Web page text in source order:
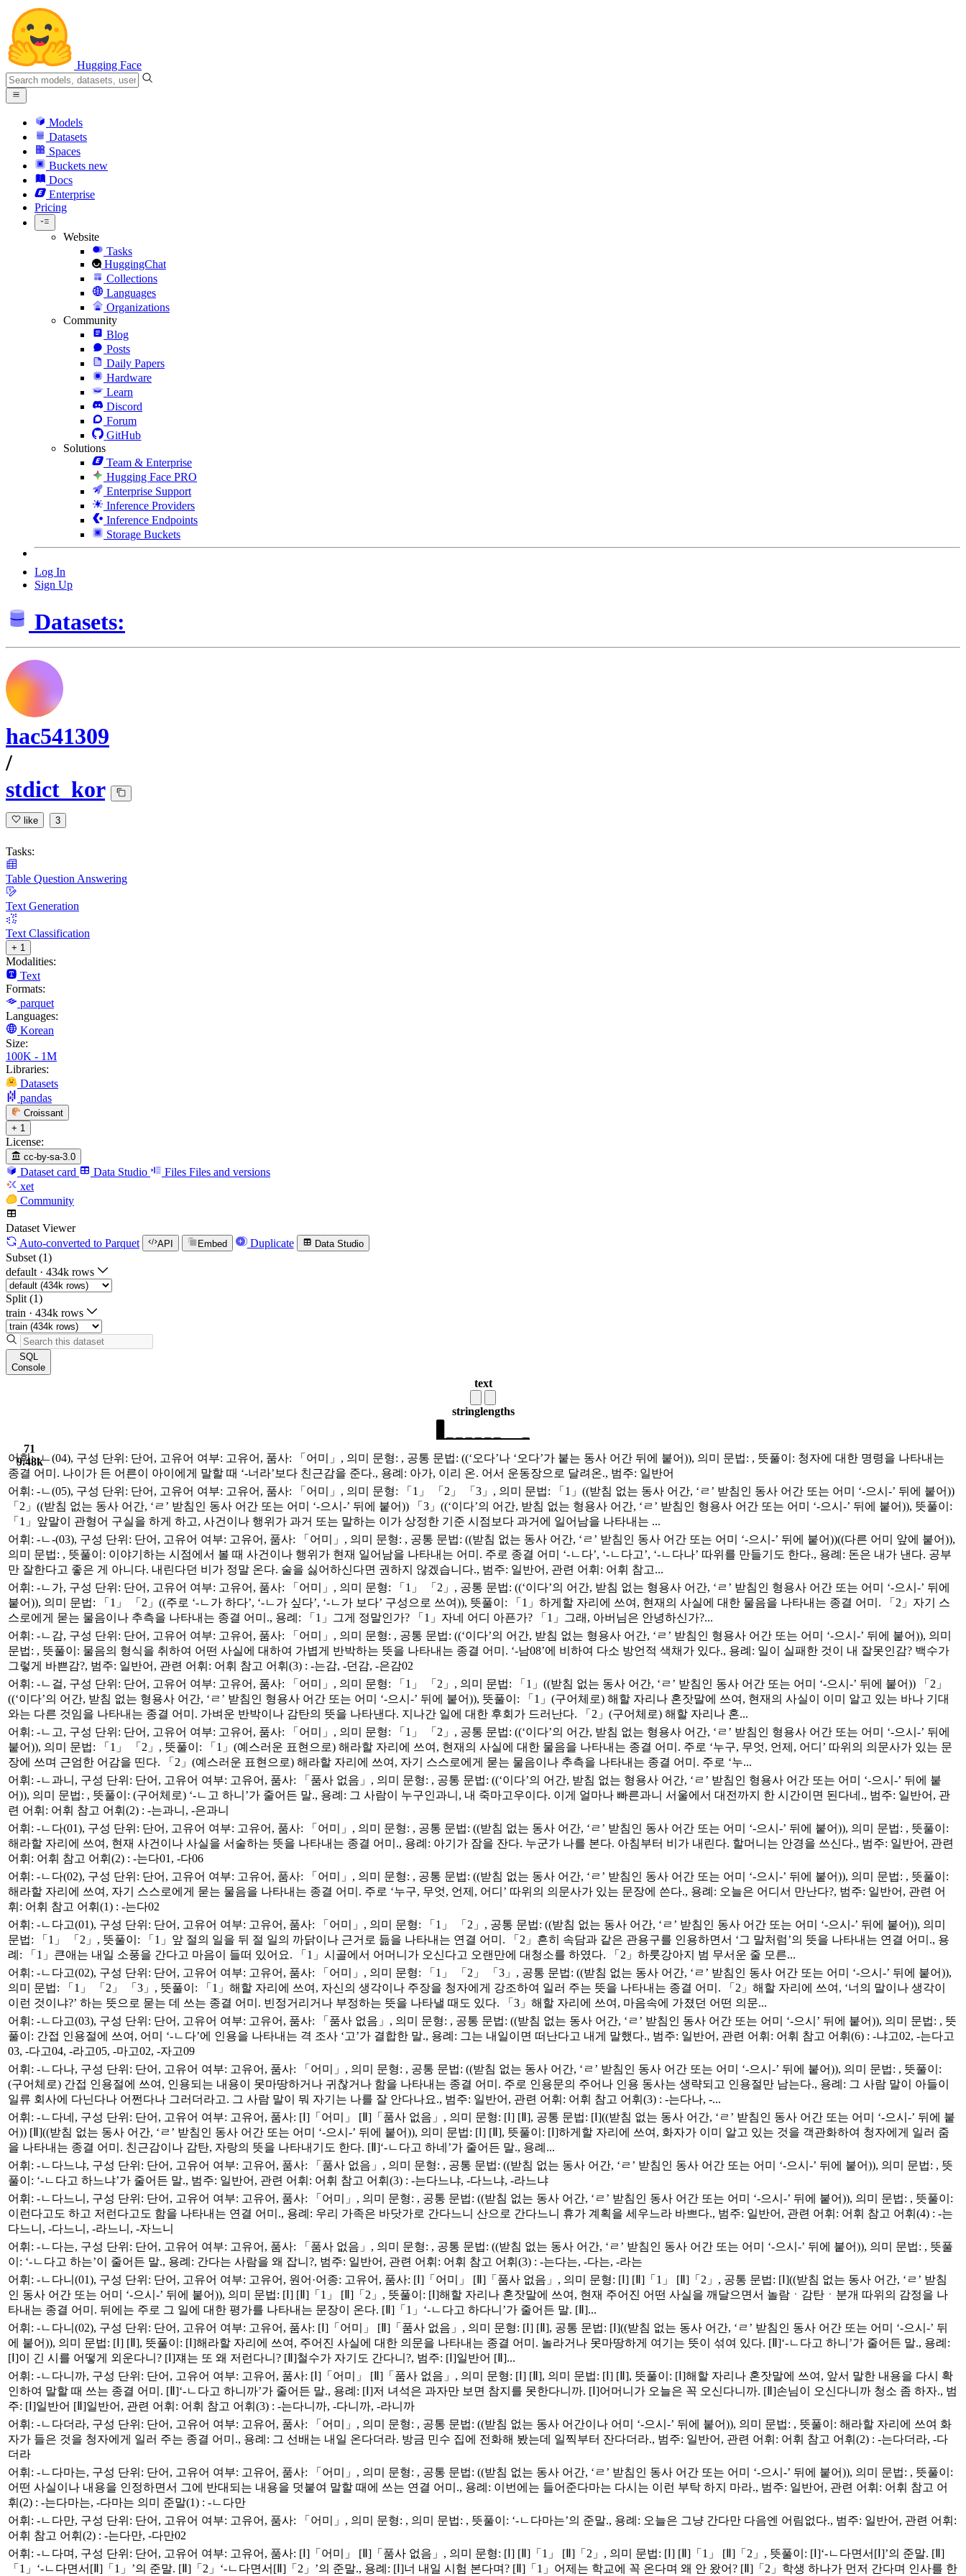
Hugging Face
Models
Datasets
Spaces
Buckets new
Docs
Enterprise
Pricing
Website
Tasks
HuggingChat
Collections
Languages
Organizations
Community
Blog
Posts
Daily Papers
Hardware
Learn
Discord
Forum
GitHub
Solutions
Team & Enterprise
Hugging Face PRO
Enterprise Support
Inference Providers
Inference Endpoints
Storage Buckets
Log In
Sign Up
Datasets:
hac541309
/
stdict_kor
like 3
Tasks:
Table Question Answering
Text Generation
Text Classification
+ 1
Modalities:
Text
Formats:
parquet
Languages:
Korean
Size:
100K - 1M
Libraries:
Datasets
pandas
Croissant
+ 1
License:
cc-by-sa-3.0
Dataset card Data Studio Files Files and versions
xet
Community
Dataset Viewer
Auto-converted to Parquet API Embed Duplicate Data Studio
Subset (1)
default · 434k rows
Split (1)
train · 434k rows
SQL
Console
text
stringlengths
71
9.48k
어휘: -ㄴ(04), 구성 단위: 단어, 고유어 여부: 고유어, 품사: 「어미」, 의미 문형: , 공통 문법: ((‘오다’나 ‘오다’가 붙는 동사 어간 뒤에 붙어)), 의미 문법: , 뜻풀이: 청자에 대한 명령을 나타내는
종결 어미. 나이가 든 어른이 아이에게 말할 때 ‘-너라’보다 친근감을 준다., 용례: 아가, 이리 온. 어서 운동장으로 달려온., 범주: 일반어
어휘: -ㄴ(05), 구성 단위: 단어, 고유어 여부: 고유어, 품사: 「어미」, 의미 문형: 「1」 「2」 「3」, 의미 문법: 「1」((받침 없는 동사 어간, ‘ㄹ’ 받침인 동사 어간 또는 어미 ‘-으시-’ 뒤에 붙어))
「2」((받침 없는 동사 어간, ‘ㄹ’ 받침인 동사 어간 또는 어미 ‘-으시-’ 뒤에 붙어)) 「3」((‘이다’의 어간, 받침 없는 형용사 어간, ‘ㄹ’ 받침인 형용사 어간 또는 어미 ‘-으시-’ 뒤에 붙어)), 뜻풀이:
「1」앞말이 관형어 구실을 하게 하고, 사건이나 행위가 과거 또는 말하는 이가 상정한 기준 시점보다 과거에 일어남을 나타내는 ...
어휘: -ㄴ-(03), 구성 단위: 단어, 고유어 여부: 고유어, 품사: 「어미」, 의미 문형: , 공통 문법: ((받침 없는 동사 어간, ‘ㄹ’ 받침인 동사 어간 또는 어미 ‘-으시-’ 뒤에 붙어))((다른 어미 앞에 붙어)),
의미 문법: , 뜻풀이: 이야기하는 시점에서 볼 때 사건이나 행위가 현재 일어남을 나타내는 어미. 주로 종결 어미 ‘-ㄴ다’, ‘-ㄴ다고’, ‘-ㄴ다나’ 따위를 만들기도 한다., 용례: 돈은 내가 낸다. 공부
만 잘한다고 좋은 게 아니다. 내린다던 비가 정말 온다. 술을 싫어하신다면 권하지 않겠습니다., 범주: 일반어, 관련 어휘: 어휘 참고...
어휘: -ㄴ가, 구성 단위: 단어, 고유어 여부: 고유어, 품사: 「어미」, 의미 문형: 「1」 「2」, 공통 문법: ((‘이다’의 어간, 받침 없는 형용사 어간, ‘ㄹ’ 받침인 형용사 어간 또는 어미 ‘-으시-’ 뒤에
붙어)), 의미 문법: 「1」 「2」((주로 ‘-ㄴ가 하다’, ‘-ㄴ가 싶다’, ‘-ㄴ가 보다’ 구성으로 쓰여)), 뜻풀이: 「1」하게할 자리에 쓰여, 현재의 사실에 대한 물음을 나타내는 종결 어미. 「2」자기 스
스로에게 묻는 물음이나 추측을 나타내는 종결 어미., 용례: 「1」그게 정말인가? 「1」자네 어디 아픈가? 「1」그래, 아버님은 안녕하신가?...
어휘: -ㄴ감, 구성 단위: 단어, 고유어 여부: 고유어, 품사: 「어미」, 의미 문형: , 공통 문법: ((‘이다’의 어간, 받침 없는 형용사 어간, ‘ㄹ’ 받침인 형용사 어간 또는 어미 ‘-으시-’ 뒤에 붙어)), 의미
문법: , 뜻풀이: 물음의 형식을 취하여 어떤 사실에 대하여 가볍게 반박하는 뜻을 나타내는 종결 어미. ‘-남08’에 비하여 다소 방언적 색채가 있다., 용례: 일이 실패한 것이 내 잘못인감? 백수가
그렇게 바쁜감?, 범주: 일반어, 관련 어휘: 어휘 참고 어휘(3) : -는감, -던감, -은감02
어휘: -ㄴ걸, 구성 단위: 단어, 고유어 여부: 고유어, 품사: 「어미」, 의미 문형: 「1」 「2」, 의미 문법: 「1」((받침 없는 동사 어간, ‘ㄹ’ 받침인 동사 어간 또는 어미 ‘-으시-’ 뒤에 붙어)) 「2」
((‘이다’의 어간, 받침 없는 형용사 어간, ‘ㄹ’ 받침인 형용사 어간 또는 어미 ‘-으시-’ 뒤에 붙어)), 뜻풀이: 「1」(구어체로) 해할 자리나 혼잣말에 쓰여, 현재의 사실이 이미 알고 있는 바나 기대
와는 다른 것임을 나타내는 종결 어미. 가벼운 반박이나 감탄의 뜻을 나타낸다. 지나간 일에 대한 후회가 드러난다. 「2」(구어체로) 해할 자리나 혼...
어휘: -ㄴ고, 구성 단위: 단어, 고유어 여부: 고유어, 품사: 「어미」, 의미 문형: 「1」 「2」, 공통 문법: ((‘이다’의 어간, 받침 없는 형용사 어간, ‘ㄹ’ 받침인 형용사 어간 또는 어미 ‘-으시-’ 뒤에
붙어)), 의미 문법: 「1」 「2」, 뜻풀이: 「1」(예스러운 표현으로) 해라할 자리에 쓰여, 현재의 사실에 대한 물음을 나타내는 종결 어미. 주로 ‘누구, 무엇, 언제, 어디’ 따위의 의문사가 있는 문
장에 쓰며 근엄한 어감을 띤다. 「2」(예스러운 표현으로) 해라할 자리에 쓰여, 자기 스스로에게 묻는 물음이나 추측을 나타내는 종결 어미. 주로 ‘누...
어휘: -ㄴ과니, 구성 단위: 단어, 고유어 여부: 고유어, 품사: 「품사 없음」, 의미 문형: , 공통 문법: ((‘이다’의 어간, 받침 없는 형용사 어간, ‘ㄹ’ 받침인 형용사 어간 또는 어미 ‘-으시-’ 뒤에 붙
어)), 의미 문법: , 뜻풀이: (구어체로) ‘-ㄴ고 하니’가 줄어든 말., 용례: 그 사람이 누구인과니, 내 죽마고우이다. 이게 얼마나 빠른과니 서울에서 대전까지 한 시간이면 된다네., 범주: 일반어, 관
련 어휘: 어휘 참고 어휘(2) : -는과니, -은과니
어휘: -ㄴ다(01), 구성 단위: 단어, 고유어 여부: 고유어, 품사: 「어미」, 의미 문형: , 공통 문법: ((받침 없는 동사 어간, ‘ㄹ’ 받침인 동사 어간 또는 어미 ‘-으시-’ 뒤에 붙어)), 의미 문법: , 뜻풀이:
해라할 자리에 쓰여, 현재 사건이나 사실을 서술하는 뜻을 나타내는 종결 어미., 용례: 아기가 잠을 잔다. 누군가 나를 본다. 아침부터 비가 내린다. 할머니는 안경을 쓰신다., 범주: 일반어, 관련
어휘: 어휘 참고 어휘(2) : -는다01, -다06
어휘: -ㄴ다(02), 구성 단위: 단어, 고유어 여부: 고유어, 품사: 「어미」, 의미 문형: , 공통 문법: ((받침 없는 동사 어간, ‘ㄹ’ 받침인 동사 어간 또는 어미 ‘-으시-’ 뒤에 붙어)), 의미 문법: , 뜻풀이:
해라할 자리에 쓰여, 자기 스스로에게 묻는 물음을 나타내는 종결 어미. 주로 ‘누구, 무엇, 언제, 어디’ 따위의 의문사가 있는 문장에 쓴다., 용례: 오늘은 어디서 만난다?, 범주: 일반어, 관련 어
휘: 어휘 참고 어휘(1) : -는다02
어휘: -ㄴ다고(01), 구성 단위: 단어, 고유어 여부: 고유어, 품사: 「어미」, 의미 문형: 「1」 「2」, 공통 문법: ((받침 없는 동사 어간, ‘ㄹ’ 받침인 동사 어간 또는 어미 ‘-으시-’ 뒤에 붙어)), 의미
문법: 「1」 「2」, 뜻풀이: 「1」앞 절의 일을 뒤 절 일의 까닭이나 근거로 듦을 나타내는 연결 어미. 「2」흔히 속담과 같은 관용구를 인용하면서 ‘그 말처럼’의 뜻을 나타내는 연결 어미., 용
례: 「1」큰애는 내일 소풍을 간다고 마음이 들떠 있어요. 「1」시골에서 어머니가 오신다고 오랜만에 대청소를 하였다. 「2」하룻강아지 범 무서운 줄 모른...
어휘: -ㄴ다고(02), 구성 단위: 단어, 고유어 여부: 고유어, 품사: 「어미」, 의미 문형: 「1」 「2」 「3」, 공통 문법: ((받침 없는 동사 어간, ‘ㄹ’ 받침인 동사 어간 또는 어미 ‘-으시-’ 뒤에 붙어)),
의미 문법: 「1」 「2」 「3」, 뜻풀이: 「1」해할 자리에 쓰여, 자신의 생각이나 주장을 청자에게 강조하여 일러 주는 뜻을 나타내는 종결 어미. 「2」해할 자리에 쓰여, ‘너의 말이나 생각이
이런 것이냐?’ 하는 뜻으로 묻는 데 쓰는 종결 어미. 빈정거리거나 부정하는 뜻을 나타낼 때도 있다. 「3」해할 자리에 쓰여, 마음속에 가졌던 어떤 의문...
어휘: -ㄴ다고(03), 구성 단위: 단어, 고유어 여부: 고유어, 품사: 「품사 없음」, 의미 문형: , 공통 문법: ((받침 없는 동사 어간, ‘ㄹ’ 받침인 동사 어간 또는 어미 ‘-으시’ 뒤에 붙어)), 의미 문법: , 뜻
풀이: 간접 인용절에 쓰여, 어미 ‘-ㄴ다’에 인용을 나타내는 격 조사 ‘고’가 결합한 말., 용례: 그는 내일이면 떠난다고 내게 말했다., 범주: 일반어, 관련 어휘: 어휘 참고 어휘(6) : -냐고02, -는다고
03, -다고04, -라고05, -마고02, -자고09
어휘: -ㄴ다나, 구성 단위: 단어, 고유어 여부: 고유어, 품사: 「어미」, 의미 문형: , 공통 문법: ((받침 없는 동사 어간, ‘ㄹ’ 받침인 동사 어간 또는 어미 ‘-으시-’ 뒤에 붙어)), 의미 문법: , 뜻풀이:
(구어체로) 간접 인용절에 쓰여, 인용되는 내용이 못마땅하거나 귀찮거나 함을 나타내는 종결 어미. 주로 인용문의 주어나 인용 동사는 생략되고 인용절만 남는다., 용례: 그 사람 말이 아들이
일류 회사에 다닌다나 어쩐다나 그러더라고. 그 사람 말이 뭐 자기는 나를 잘 안다나요., 범주: 일반어, 관련 어휘: 어휘 참고 어휘(3) : -는다나, -...
어휘: -ㄴ다네, 구성 단위: 단어, 고유어 여부: 고유어, 품사: [Ⅰ]「어미」 [Ⅱ]「품사 없음」, 의미 문형: [Ⅰ] [Ⅱ], 공통 문법: [Ⅰ]((받침 없는 동사 어간, ‘ㄹ’ 받침인 동사 어간 또는 어미 ‘-으시-’ 뒤에 붙
어)) [Ⅱ]((받침 없는 동사 어간, ‘ㄹ’ 받침인 동사 어간 또는 어미 ‘-으시-’ 뒤에 붙어)), 의미 문법: [Ⅰ] [Ⅱ], 뜻풀이: [Ⅰ]하게할 자리에 쓰여, 화자가 이미 알고 있는 것을 객관화하여 청자에게 일러 줌
을 나타내는 종결 어미. 친근감이나 감탄, 자랑의 뜻을 나타내기도 한다. [Ⅱ]‘-ㄴ다고 하네’가 줄어든 말., 용례...
어휘: -ㄴ다느냐, 구성 단위: 단어, 고유어 여부: 고유어, 품사: 「품사 없음」, 의미 문형: , 공통 문법: ((받침 없는 동사 어간, ‘ㄹ’ 받침인 동사 어간 또는 어미 ‘-으시-’ 뒤에 붙어)), 의미 문법: , 뜻
풀이: ‘-ㄴ다고 하느냐’가 줄어든 말., 범주: 일반어, 관련 어휘: 어휘 참고 어휘(3) : -는다느냐, -다느냐, -라느냐
어휘: -ㄴ다느니, 구성 단위: 단어, 고유어 여부: 고유어, 품사: 「어미」, 의미 문형: , 공통 문법: ((받침 없는 동사 어간, ‘ㄹ’ 받침인 동사 어간 또는 어미 ‘-으시-’ 뒤에 붙어)), 의미 문법: , 뜻풀이:
이런다고도 하고 저런다고도 함을 나타내는 연결 어미., 용례: 우리 가족은 바닷가로 간다느니 산으로 간다느니 휴가 계획을 세우느라 바쁘다., 범주: 일반어, 관련 어휘: 어휘 참고 어휘(4) : -는
다느니, -다느니, -라느니, -자느니
어휘: -ㄴ다는, 구성 단위: 단어, 고유어 여부: 고유어, 품사: 「품사 없음」, 의미 문형: , 공통 문법: ((받침 없는 동사 어간, ‘ㄹ’ 받침인 동사 어간 또는 어미 ‘-으시-’ 뒤에 붙어)), 의미 문법: , 뜻풀
이: ‘-ㄴ다고 하는’이 줄어든 말., 용례: 간다는 사람을 왜 잡니?, 범주: 일반어, 관련 어휘: 어휘 참고 어휘(3) : -는다는, -다는, -라는
어휘: -ㄴ다니(01), 구성 단위: 단어, 고유어 여부: 고유어, 원어·어종: 고유어, 품사: [Ⅰ]「어미」 [Ⅱ]「품사 없음」, 의미 문형: [Ⅰ] [Ⅱ]「1」 [Ⅱ]「2」, 공통 문법: [Ⅰ]((받침 없는 동사 어간, ‘ㄹ’ 받침
인 동사 어간 또는 어미 ‘-으시-’ 뒤에 붙어)), 의미 문법: [Ⅰ] [Ⅱ]「1」 [Ⅱ]「2」, 뜻풀이: [Ⅰ]해할 자리나 혼잣말에 쓰여, 현재 주어진 어떤 사실을 깨달으면서 놀람ㆍ감탄ㆍ분개 따위의 감정을 나
타내는 종결 어미. 뒤에는 주로 그 일에 대한 평가를 나타내는 문장이 온다. [Ⅱ]「1」‘-ㄴ다고 하다니’가 줄어든 말. [Ⅱ]...
어휘: -ㄴ다니(02), 구성 단위: 단어, 고유어 여부: 고유어, 품사: [Ⅰ]「어미」 [Ⅱ]「품사 없음」, 의미 문형: [Ⅰ] [Ⅱ], 공통 문법: [Ⅰ]((받침 없는 동사 어간, ‘ㄹ’ 받침인 동사 어간 또는 어미 ‘-으시-’ 뒤
에 붙어)), 의미 문법: [Ⅰ] [Ⅱ], 뜻풀이: [Ⅰ]해라할 자리에 쓰여, 주어진 사실에 대한 의문을 나타내는 종결 어미. 놀라거나 못마땅하게 여기는 뜻이 섞여 있다. [Ⅱ]‘-ㄴ다고 하니’가 줄어든 말., 용례:
[Ⅰ]이 긴 시를 어떻게 외운다니? [Ⅰ]쟤는 또 왜 저런다니? [Ⅱ]철수가 자기도 간다니?, 범주: [Ⅰ]일반어 [Ⅱ]...
어휘: -ㄴ다니까, 구성 단위: 단어, 고유어 여부: 고유어, 품사: [Ⅰ]「어미」 [Ⅱ]「품사 없음」, 의미 문형: [Ⅰ] [Ⅱ], 의미 문법: [Ⅰ] [Ⅱ], 뜻풀이: [Ⅰ]해할 자리나 혼잣말에 쓰여, 앞서 말한 내용을 다시 확
인하여 말할 때 쓰는 종결 어미. [Ⅱ]‘-ㄴ다고 하니까’가 줄어든 말., 용례: [Ⅰ]저 녀석은 과자만 보면 참지를 못한다니까. [Ⅰ]어머니가 오늘은 꼭 오신다니까. [Ⅱ]손님이 오신다니까 청소 좀 하자., 범
주: [Ⅰ]일반어 [Ⅱ]일반어, 관련 어휘: 어휘 참고 어휘(3) : -는다니까, -다니까, -라니까
어휘: -ㄴ다더라, 구성 단위: 단어, 고유어 여부: 고유어, 품사: 「어미」, 의미 문형: , 공통 문법: ((받침 없는 동사 어간이나 어미 ‘-으시-’ 뒤에 붙어)), 의미 문법: , 뜻풀이: 해라할 자리에 쓰여 화
자가 들은 것을 청자에게 일러 주는 종결 어미., 용례: 그 선배는 내일 온다더라. 방금 민수 집에 전화해 봤는데 일찍부터 잔다더라., 범주: 일반어, 관련 어휘: 어휘 참고 어휘(2) : -는다더라, -다
더라
어휘: -ㄴ다마는, 구성 단위: 단어, 고유어 여부: 고유어, 품사: 「어미」, 의미 문형: , 공통 문법: ((받침 없는 동사 어간, ‘ㄹ’ 받침인 동사 어간 또는 어미 ‘-으시-’ 뒤에 붙어)), 의미 문법: , 뜻풀이:
어떤 사실이나 내용을 인정하면서 그에 반대되는 내용을 덧붙여 말할 때에 쓰는 연결 어미., 용례: 이번에는 들어준다마는 다시는 이런 부탁 하지 마라., 범주: 일반어, 관련 어휘: 어휘 참고 어
휘(2) : -는다마는, -다마는 의미 준말(1) : -ㄴ다만
어휘: -ㄴ다만, 구성 단위: 단어, 고유어 여부: 고유어, 품사: 「어미」, 의미 문형: , 의미 문법: , 뜻풀이: ‘-ㄴ다마는’의 준말., 용례: 오늘은 그냥 간다만 다음엔 어림없다., 범주: 일반어, 관련 어휘:
어휘 참고 어휘(2) : -는다만, -다만02
어휘: -ㄴ다며, 구성 단위: 단어, 고유어 여부: 고유어, 품사: [Ⅰ]「어미」 [Ⅱ]「품사 없음」, 의미 문형: [Ⅰ] [Ⅱ]「1」 [Ⅱ]「2」, 의미 문법: [Ⅰ] [Ⅱ]「1」 [Ⅱ]「2」, 뜻풀이: [Ⅰ]‘-ㄴ다면서[Ⅰ]’의 준말. [Ⅱ]
「1」‘-ㄴ다면서[Ⅱ]「1」’의 준말. [Ⅱ]「2」‘-ㄴ다면서[Ⅱ]「2」’의 준말., 용례: [Ⅰ]너 내일 시험 본다며? [Ⅱ]「1」어제는 학교에 꼭 온다며 왜 안 왔어? [Ⅱ]「2」학생 하나가 먼저 간다며 인사를 한